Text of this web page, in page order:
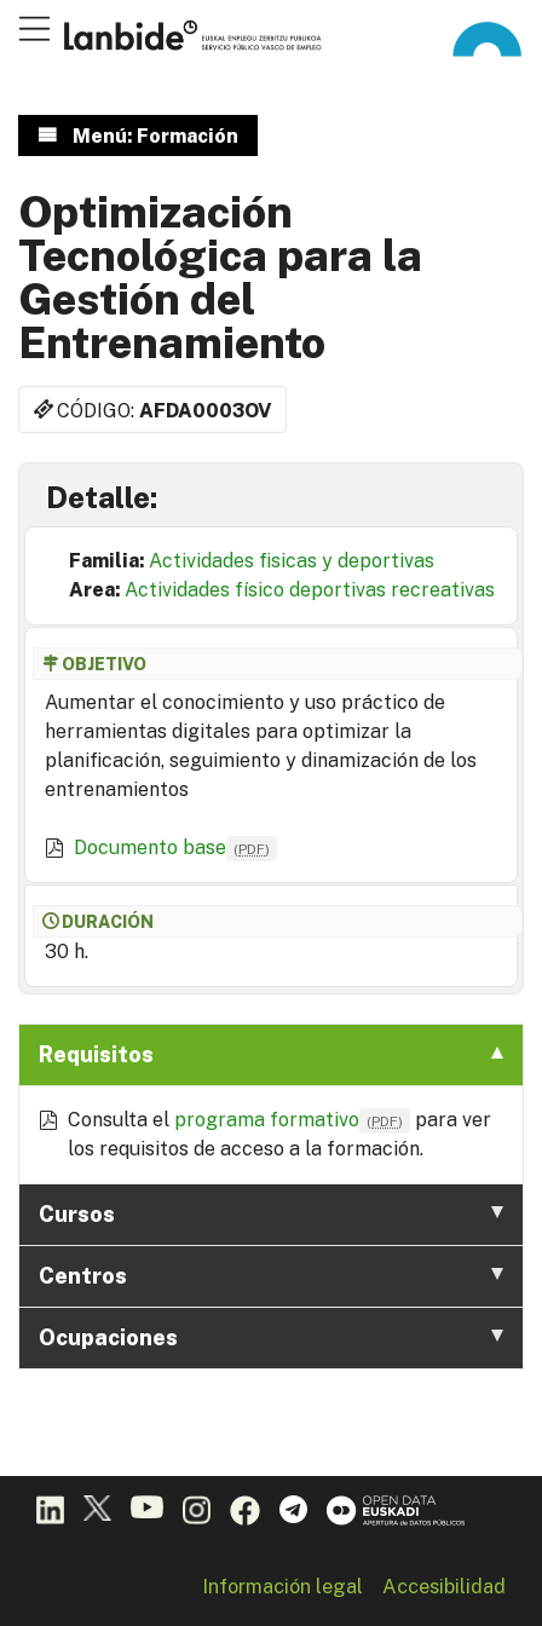
Menú: Formación
Optimización
Tecnológica para la
Gestión del
Entrenamiento
CÓDIGO:AFDA0003OV
Detalle:
Familia: Actividades fisicas y deportivas
Area: Actividades físico deportivas recreativas
OBJETIVO
Aumentar el conocimiento y uso práctico de
herramientas digitales para optimizar la
planificación, seguimiento y dinamización de los
entrenamientos
Documento base (PDF)
DURACIÓN
30 h.
Requisitos
Consulta el programa formativo (PDF)
para ver
los requisitos de acceso a la formación.
Cursos
Centros
Ocupaciones
Información legal Accesibilidad